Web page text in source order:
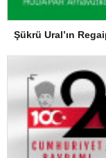
Şükrü Ural’ın